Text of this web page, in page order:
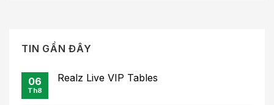
TIN GẦN ĐÂY
06
Th8
Realz Live VIP Tables